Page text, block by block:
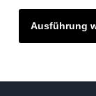
Ausführung